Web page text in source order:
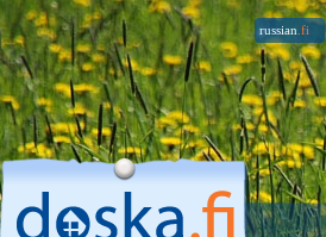
russian .fi